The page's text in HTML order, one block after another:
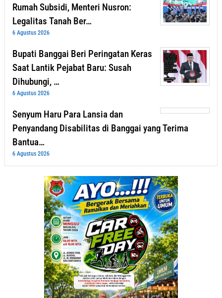
Rumah Subsidi, Menteri Nusron:
Legalitas Tanah Ber…
6 Agustus 2026
Bupati Banggai Beri Peringatan Keras
Saat Lantik Pejabat Baru: Susah
Dihubungi, …
6 Agustus 2026
Senyum Haru Para Lansia dan
Penyandang Disabilitas di Banggai yang Terima
Bantua…
6 Agustus 2026